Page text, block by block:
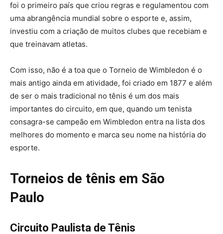
foi o primeiro país que criou regras e regulamentou com
uma abrangência mundial sobre o esporte e, assim,
investiu com a criação de muitos clubes que recebiam e
que treinavam atletas.
Com isso, não é a toa que o Torneio de Wimbledon é o
mais antigo ainda em atividade, foi criado em 1877 e além
de ser o mais tradicional no tênis é um dos mais
importantes do circuito, em que, quando um tenista
consagra-se campeão em Wimbledon entra na lista dos
melhores do momento e marca seu nome na história do
esporte.
Torneios de tênis em São
Paulo
Circuito Paulista de Tênis